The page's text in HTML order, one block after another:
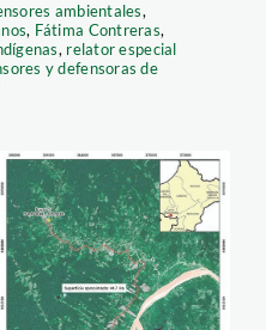
ambientales,
, Fátima Contreras,
, relator especial
y defensoras de